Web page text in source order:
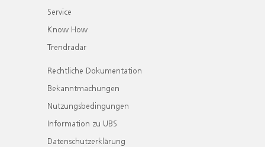
Service
Know How
Trendradar
Rechtliche Dokumentation
Bekanntmachungen
Nutzungsbedingungen
Information zu UBS
Datenschutzerklärung